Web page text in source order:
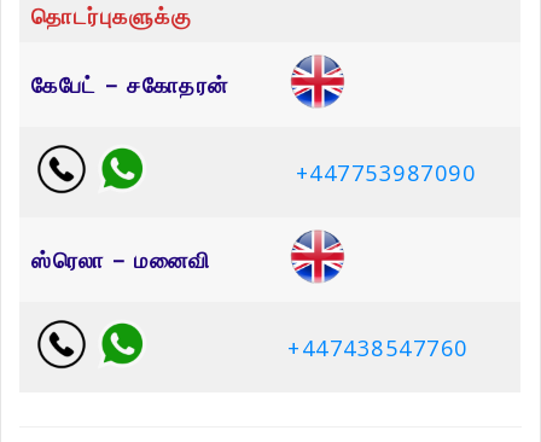
தொடர்புகளுக்கு
கேபேட் – சகோதரன்
+447753987090
ஸ்ரெலா – மனைவி
+447438547760